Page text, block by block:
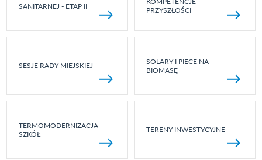
SANITARNEJ - ETAP II
PRZYSZŁOŚCI
SESJE RADY MIEJSKIEJ
SOLARY I PIECE NA
BIOMASĘ
TERMOMODERNIZACJA
SZKÓŁ
TERENY INWESTYCYJNE